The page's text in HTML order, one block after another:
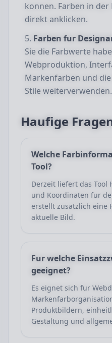
konnen. Farben in der
direkt anklicken.
Farben fur
Sie die Farbwerte
Webproduktion,
Markenfarben und
Stile weiterverwenden.
Haufige
Welche
Tool?
Derzeit liefert das Tool
und Koordinaten fur
erstellt zusatzlich eine
aktuelle Bild.
Fur welche
geeignet?
Es eignet sich fur
Produktbildern,
Gestaltung und